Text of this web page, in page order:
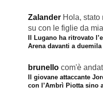
Zalander Hola, stato
su con le figlie da
Il Lugano ha ritrovato
Arena davanti a
brunello com'è
Il giovane attaccante
con l’Ambrì Piotta sino